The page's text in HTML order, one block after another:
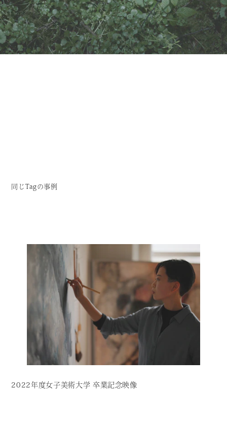
同じTagの事例
2022年度女子美術大学 卒業記念映像